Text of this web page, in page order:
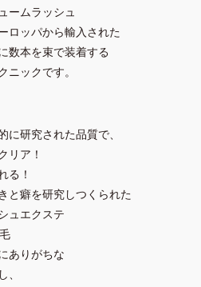
ームラッシュ
ロッパから輸入された
数本を束で装着する
ニックです。
に研究された品質で、
リア！
る！
と癖を研究しつくられた
ュエクステ
ありがちな
、